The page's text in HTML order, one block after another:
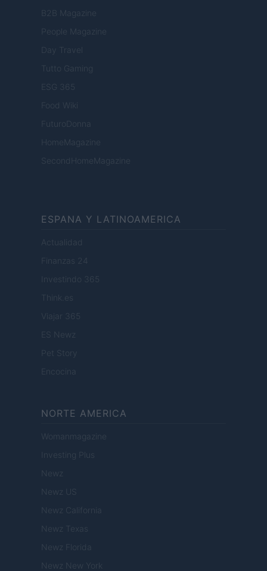
B2B Magazine
People Magazine
Day Travel
Tutto Gaming
ESG 365
Food Wiki
FuturoDonna
HomeMagazine
SecondHomeMagazine
ESPANA Y LATINOAMERICA
Actualidad
Finanzas 24
Investindo 365
Think.es
Viajar 365
ES Newz
Pet Story
Encocina
NORTE AMERICA
Womanmagazine
Investing Plus
Newz
Newz US
Newz California
Newz Texas
Newz Florida
Newz New York